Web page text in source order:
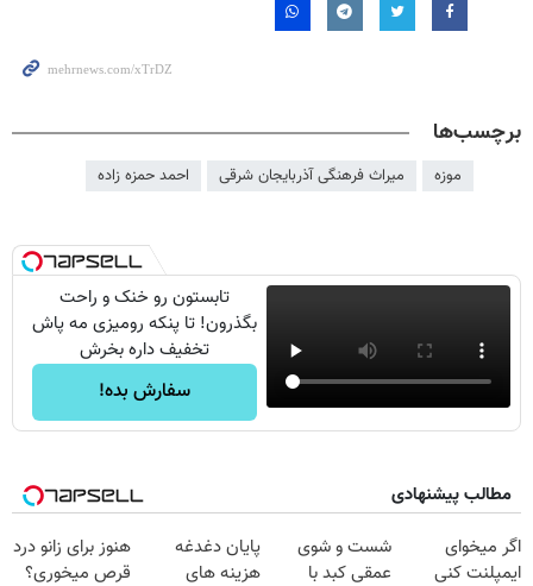
برچسب‌ها
موزه میراث فرهنگی آذربایجان شرقی احمد حمزه زاده
تابستون رو خنک و راحت
بگذرون! تا پنکه رومیزی مه پاش
تخفیف داره بخرش
سفارش بده!
مطالب پیشنهادی
اگر میخوای
ایمپلنت کنی
شست و شوی
عمقی کبد با
پایان دغدغه
هزینه های
هنوز برای زانو درد
قرص میخوری؟